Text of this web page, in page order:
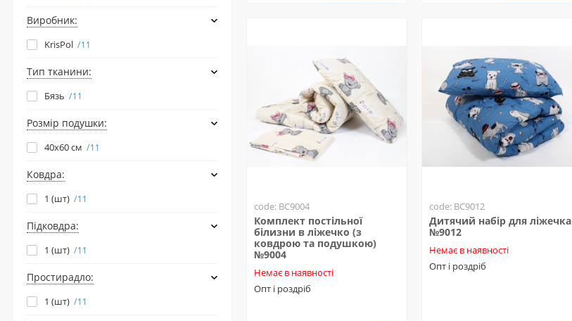
code: BC9004
Комплект постільної
білизни в ліжечко (з
ковдрою та подушкою)
№9004
Немає в наявності
Опт і роздріб
code: BC9012
Дитячий набір для ліжечка
№9012
Немає в наявності
Опт і роздріб
Виробник:
KrisPol 11
Тип тканини:
Бязь 11
Розмір подушки:
40х60 см 11
Ковдра:
1 (шт) 11
Підковдра:
1 (шт) 11
Простирадло:
1 (шт) 11